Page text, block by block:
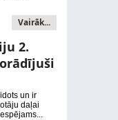
Vairāk...
2.
un ir
daļai